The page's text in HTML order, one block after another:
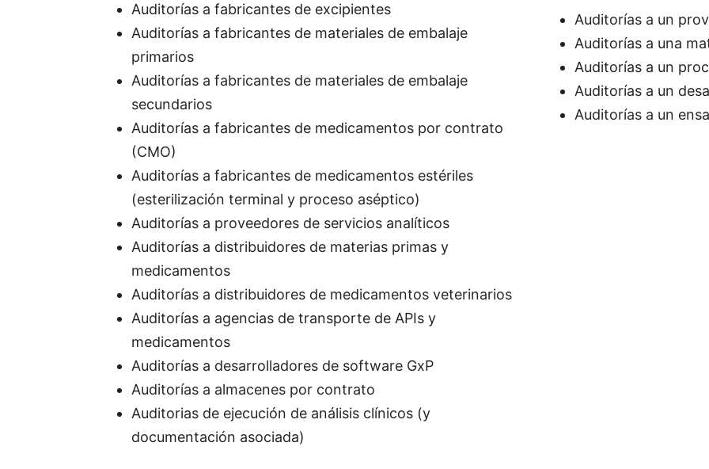
Auditorías a fabricantes de excipientes
Auditorías a fabricantes de materiales de embalaje
primarios
Auditorías a fabricantes de materiales de embalaje
secundarios
Auditorías a fabricantes de medicamentos por contrato
(CMO)
Auditorías a fabricantes de medicamentos estériles
(esterilización terminal y proceso aséptico)
Auditorías a proveedores de servicios analíticos
Auditorías a distribuidores de materias primas y
medicamentos
Auditorías a distribuidores de medicamentos veterinarios
Auditorías a agencias de transporte de APIs y
medicamentos
Auditorías a desarrolladores de software GxP
Auditorías a almacenes por contrato
Auditorias de ejecución de análisis clínicos (y
documentación asociada)
Auditorías a un
Auditorías a una
Auditorías a un
Auditorías a un
Auditorías a un